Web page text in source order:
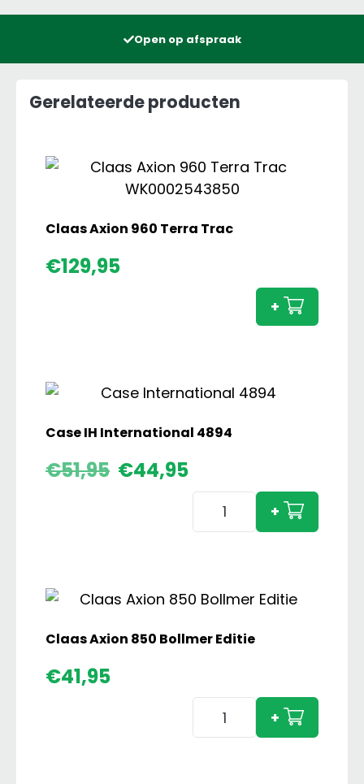
Open op afspraak
Gerelateerde producten
Claas Axion 960 Terra Trac
€129,95
Terra
+
Case IH International 4894
€51,95
Oorspronkelijke
€44,95
Huidige
Case
aantal
+
Claas Axion 850 Bollmer Editie
€41,95
Claas
Axion
+